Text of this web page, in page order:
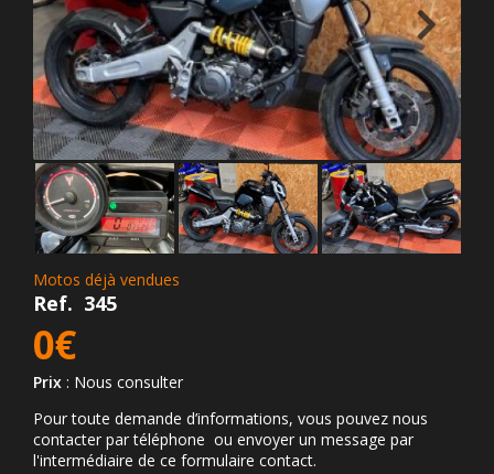
Motos déjà vendues
Ref. 345
0€
Prix : Nous consulter
Pour toute demande d’informations, vous pouvez nous
contacter par téléphone ou envoyer un message par
l'intermédiaire de ce formulaire contact.